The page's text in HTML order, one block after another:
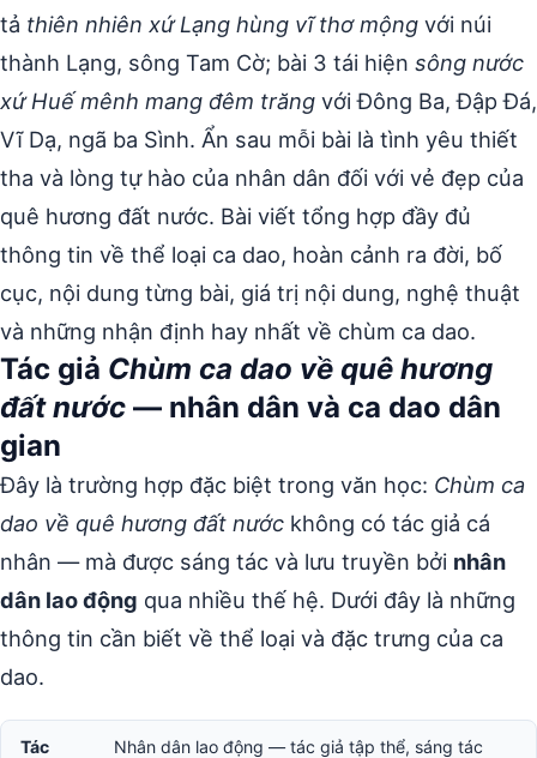
tả thiên nhiên xứ Lạng hùng vĩ thơ mộng với núi
thành Lạng, sông Tam Cờ; bài 3 tái hiện sông nước
xứ Huế mênh mang đêm trăng với Đông Ba, Đập Đá,
Vĩ Dạ, ngã ba Sình. Ẩn sau mỗi bài là tình yêu thiết
tha và lòng tự hào của nhân dân đối với vẻ đẹp của
quê hương đất nước. Bài viết tổng hợp đầy đủ
thông tin về thể loại ca dao, hoàn cảnh ra đời, bố
cục, nội dung từng bài, giá trị nội dung, nghệ thuật
và những nhận định hay nhất về chùm ca dao.
Tác giả Chùm ca dao về quê hương
đất nước — nhân dân và ca dao dân
gian
Đây là trường hợp đặc biệt trong văn học: Chùm ca
dao về quê hương đất nước không có tác giả cá
nhân — mà được sáng tác và lưu truyền bởi nhân
dân lao động qua nhiều thế hệ. Dưới đây là những
thông tin cần biết về thể loại và đặc trưng của ca
dao.
Tác
Nhân dân lao động — tác giả tập thể, sáng tác